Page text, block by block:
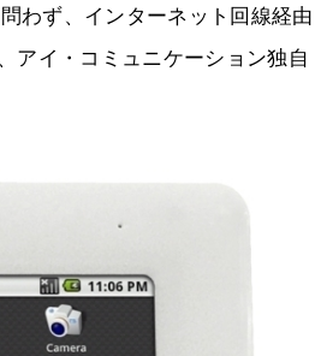
わず、インターネット回線経由
アイ・コミュニケーション独自